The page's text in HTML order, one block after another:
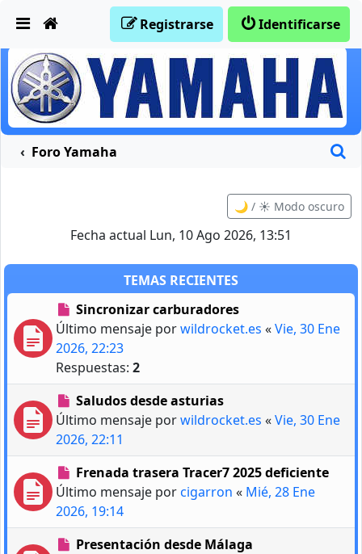
Identificarse
Registrarse
Foro Yamaha
🌙 / ☀️ Modo oscuro
Fecha actual Lun, 10 Ago 2026, 13:51
TEMAS RECIENTES
Sincronizar carburadores
Último mensaje porwildrocket.es «Vie, 30 Ene
2026, 22:23
Respuestas: 2
Saludos desde asturias
Último mensaje porwildrocket.es «Vie, 30 Ene
2026, 22:11
Frenada trasera Tracer7 2025 deficiente
Último mensaje porcigarron « Mié, 28 Ene
2026, 19:14
Presentación desde Málaga